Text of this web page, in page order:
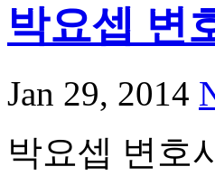
박요셉 변
Jan 29, 2014
박요셉 변호